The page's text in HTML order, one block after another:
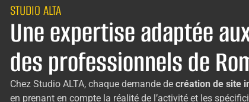
STUDIO ALTA
Une expertise adaptée
des professionnels de
Chez Studio ALTA, chaque demande de création de site
en prenant en compte la réalité de l’activité et les